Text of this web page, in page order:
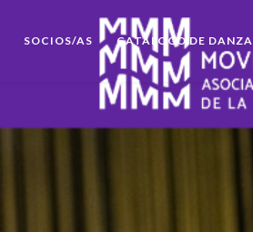
SOCIOS/AS CATÁLOGO DE DANZA